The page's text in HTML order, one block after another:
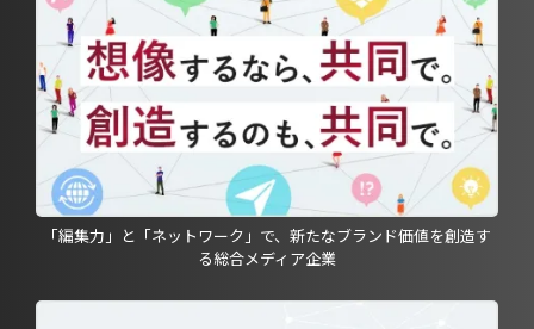
「編集力」と「ネットワーク」で、新たなブランド価値を創造す
る総合メディア企業